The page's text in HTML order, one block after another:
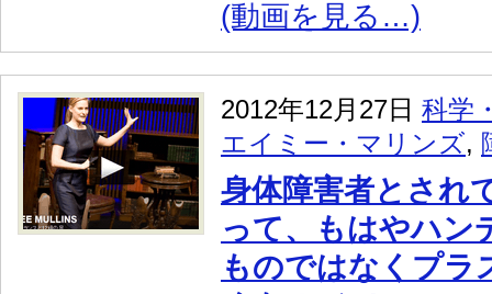
(動画を見る…)
2012年12月27日 科学
エイミー・マリンズ,
身体障害者とされ
って、もはやハン
ものではなくプラ